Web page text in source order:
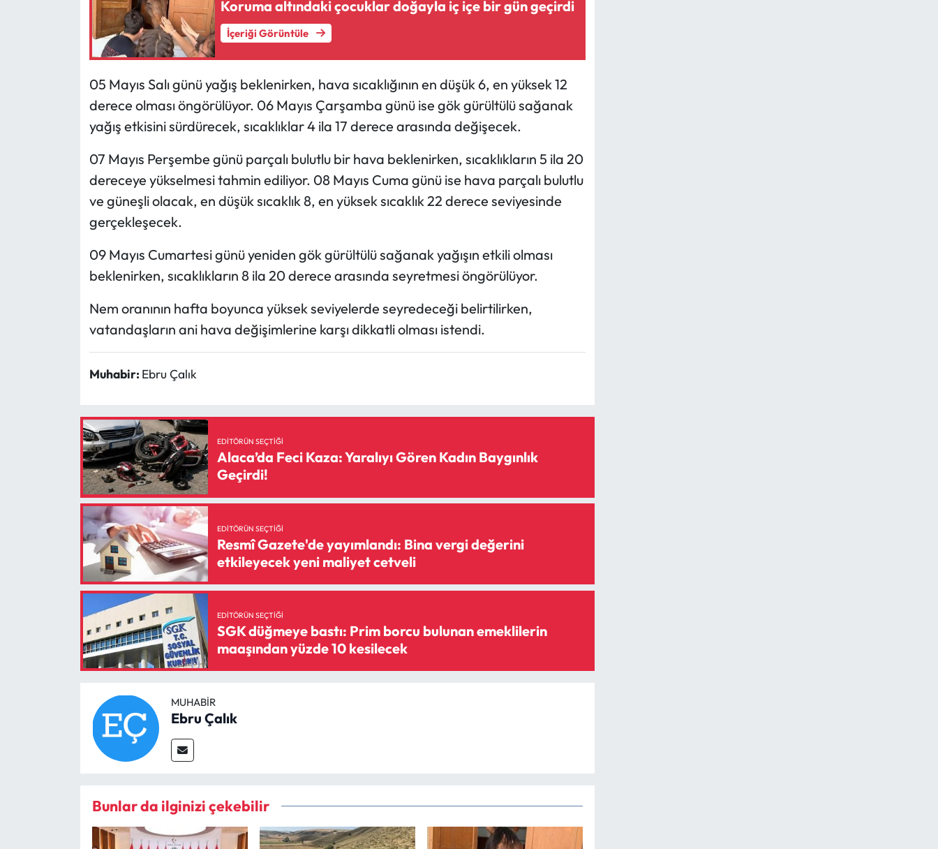
Koruma altındaki çocuklar doğayla iç içe bir gün geçirdi
İçeriği Görüntüle
05 Mayıs Salı günü yağış beklenirken, hava sıcaklığının en düşük 6, en yüksek 12
derece olması öngörülüyor. 06 Mayıs Çarşamba günü ise gök gürültülü sağanak
yağış etkisini sürdürecek, sıcaklıklar 4 ila 17 derece arasında değişecek.
07 Mayıs Perşembe günü parçalı bulutlu bir hava beklenirken, sıcaklıkların 5 ila 20
dereceye yükselmesi tahmin ediliyor. 08 Mayıs Cuma günü ise hava parçalı bulutlu
ve güneşli olacak, en düşük sıcaklık 8, en yüksek sıcaklık 22 derece seviyesinde
gerçekleşecek.
09 Mayıs Cumartesi günü yeniden gök gürültülü sağanak yağışın etkili olması
beklenirken, sıcaklıkların 8 ila 20 derece arasında seyretmesi öngörülüyor.
Nem oranının hafta boyunca yüksek seviyelerde seyredeceği belirtilirken,
vatandaşların ani hava değişimlerine karşı dikkatli olması istendi.
Muhabir: Ebru Çalık
EDITÖRÜN SEÇTIĞI
Alaca’da Feci Kaza: Yaralıyı Gören Kadın Baygınlık
Geçirdi!
EDITÖRÜN SEÇTIĞI
Resmî Gazete'de yayımlandı: Bina vergi değerini
etkileyecek yeni maliyet cetveli
EDITÖRÜN SEÇTIĞI
SGK düğmeye bastı: Prim borcu bulunan emeklilerin
maaşından yüzde 10 kesilecek
MUHABIR
Ebru Çalık
Bunlar da ilginizi çekebilir
Mecitözü Haberleri
Ortaköy Haberleri
Osmancık Haberleri
Otomotiv
Resmi İlan
Uğurludağ Haberleri
Yayla Haber
Yemek Tarifleri
Yerel Haberler